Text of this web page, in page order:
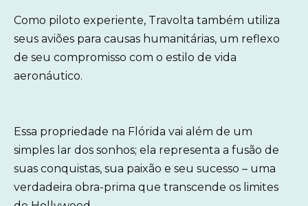
Como piloto experiente, Travolta também utiliza
seus aviões para causas humanitárias, um reflexo
de seu compromisso com o estilo de vida
aeronáutico.
Essa propriedade na Flórida vai além de um
simples lar dos sonhos; ela representa a fusão de
suas conquistas, sua paixão e seu sucesso – uma
verdadeira obra-prima que transcende os limites